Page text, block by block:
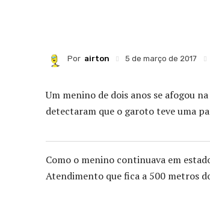
Por airton 5 de março de 2017
Um menino de dois anos se afogou
detectaram que o garoto teve uma
Como o menino continuava em
Atendimento que fica a 500 metros